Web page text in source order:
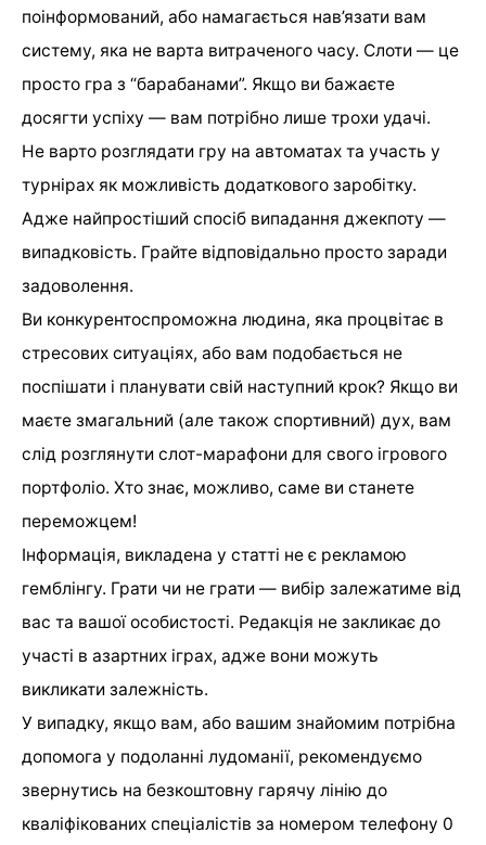
поінформований, або намагається нав’язати вам
систему, яка не варта витраченого часу. Слоти — це
просто гра з “барабанами”. Якщо ви бажаєте
досягти успіху — вам потрібно лише трохи удачі.
Не варто розглядати гру на автоматах та участь у
турнірах як можливість додаткового заробітку.
Адже найпростіший спосіб випадання джекпоту —
випадковість. Грайте відповідально просто заради
задоволення.
Ви конкурентоспроможна людина, яка процвітає в
стресових ситуаціях, або вам подобається не
поспішати і планувати свій наступний крок? Якщо ви
маєте змагальний (але також спортивний) дух, вам
слід розглянути слот-марафони для свого ігрового
портфоліо. Хто знає, можливо, саме ви станете
переможцем!
Інформація, викладена у статті не є рекламою
гемблінгу. Грати чи не грати — вибір залежатиме від
вас та вашої особистості. Редакція не закликає до
участі в азартних іграх, адже вони можуть
викликати залежність.
У випадку, якщо вам, або вашим знайомим потрібна
допомога у подоланні лудоманії, рекомендуємо
звернутись на безкоштовну гарячу лінію до
кваліфікованих спеціалістів за номером телефону 0